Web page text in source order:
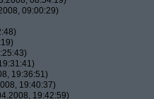
09:00:29)
19:36:51)
19:40:37)
19:42:59)